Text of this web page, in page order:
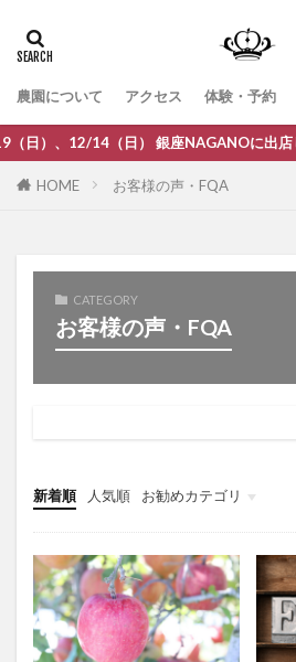
農園について アクセス 体験・予約
12/14（日） 銀座NAGANOに出店します
HOME お客様の声・FQA
CATEGORY
お客様の声・FQA
新着順 人気順 お勧めカテゴリ